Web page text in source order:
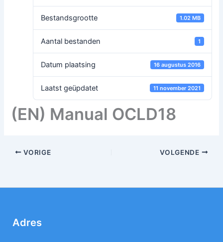
Bestandsgrootte 1.02 MB
Aantal bestanden 1
Datum plaatsing 16 augustus 2016
Laatst geüpdatet 11 november 2021
(EN) Manual OCLD18
VORIGE VOLGENDE
Adres